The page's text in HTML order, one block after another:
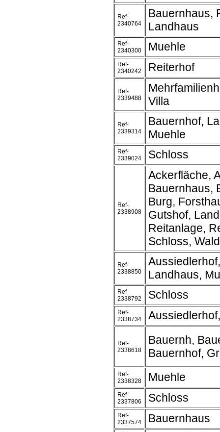
Ref-
2340764
Bauernhaus,
Landhaus
Ref-
2340300
Muehle
Ref-
2340242
Reiterhof
Ref-
2339488
Villa
Ref-
2339314
Bauernhof,
Muehle
Ref-
2339024
Schloss
Ref-
2338908
Ackerfläche,
Bauernhaus,
Burg,
Gutshof,
Reitanlage,
Schloss, Wald
Ref-
2338850
Landhaus,
Ref-
2338792
Schloss
Ref-
2338734
Ref-
2338618
Bauernh,
Bauernhof,
Ref-
2338328
Muehle
Ref-
2337806
Schloss
Ref-
2337574
Bauernhaus